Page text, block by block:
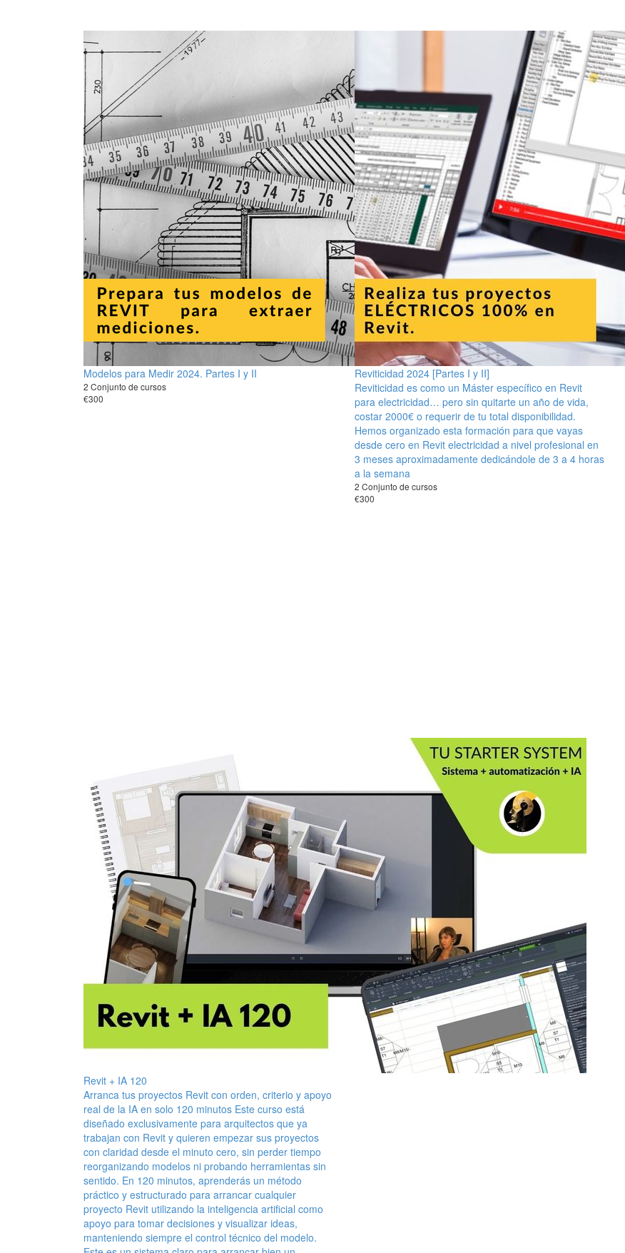
Modelos para Medir 2024. Partes I y II
2 Conjunto de cursos
€300
Reviticidad 2024 [Partes I y II]
Reviticidad es como un Máster específico en Revit
para electricidad… pero sin quitarte un año de vida,
costar 2000€ o requerir de tu total disponibilidad.
Hemos organizado esta formación para que vayas
desde cero en Revit electricidad a nivel profesional en
3 meses aproximadamente dedicándole de 3 a 4 horas
a la semana
2 Conjunto de cursos
€300
Revit + IA 120
Arranca tus proyectos Revit con orden, criterio y apoyo
real de la IA en solo 120 minutos Este curso está
diseñado exclusivamente para arquitectos que ya
trabajan con Revit y quieren empezar sus proyectos
con claridad desde el minuto cero, sin perder tiempo
reorganizando modelos ni probando herramientas sin
sentido. En 120 minutos, aprenderás un método
práctico y estructurado para arrancar cualquier
proyecto Revit utilizando la inteligencia artificial como
apoyo para tomar decisiones y visualizar ideas,
manteniendo siempre el control técnico del modelo.